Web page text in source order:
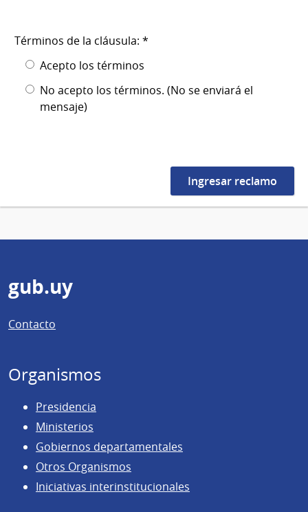
Términos de la cláusula: *
Acepto los términos
No acepto los términos. (No se enviará el
mensaje)
Pie
de
página
gub.uy
Contacto
Organismos
Presidencia
Ministerios
Gobiernos departamentales
Otros Organismos
Iniciativas interinstitucionales